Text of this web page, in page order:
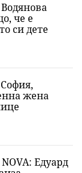
че е
си дете
жена
Едуард